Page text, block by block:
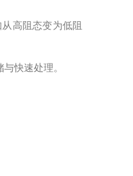
高阻态变为低阻
快速处理。